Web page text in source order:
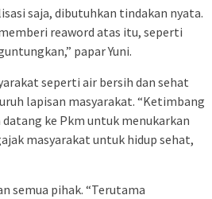
saja, dibutuhkan tindakan nyata.
reaword atas itu, seperti
papar Yuni.
seperti air bersih dan sehat
lapisan masyarakat. “Ketimbang
ke Pkm untuk menukarkan
masyarakat untuk hidup sehat,
semua pihak. “Terutama